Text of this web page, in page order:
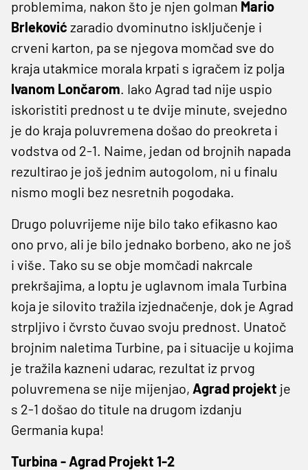
problemima, nakon što je njen golman Mario
Brleković zaradio dvominutno isključenje i
crveni karton, pa se njegova momčad sve do
kraja utakmice morala krpati s igračem iz polja
Ivanom Lončarom. Iako Agrad tad nije uspio
iskoristiti prednost u te dvije minute, svejedno
je do kraja poluvremena došao do preokreta i
vodstva od 2-1. Naime, jedan od brojnih napada
rezultirao je još jednim autogolom, ni u finalu
nismo mogli bez nesretnih pogodaka.
Drugo poluvrijeme nije bilo tako efikasno kao
ono prvo, ali je bilo jednako borbeno, ako ne još
i više. Tako su se obje momčadi nakrcale
prekršajima, a loptu je uglavnom imala Turbina
koja je silovito tražila izjednačenje, dok je Agrad
strpljivo i čvrsto čuvao svoju prednost. Unatoč
brojnim naletima Turbine, pa i situacije u kojima
je tražila kazneni udarac, rezultat iz prvog
poluvremena se nije mijenjao, Agrad projekt je
s 2-1 došao do titule na drugom izdanju
Germania kupa!
Turbina - Agrad Projekt 1-2